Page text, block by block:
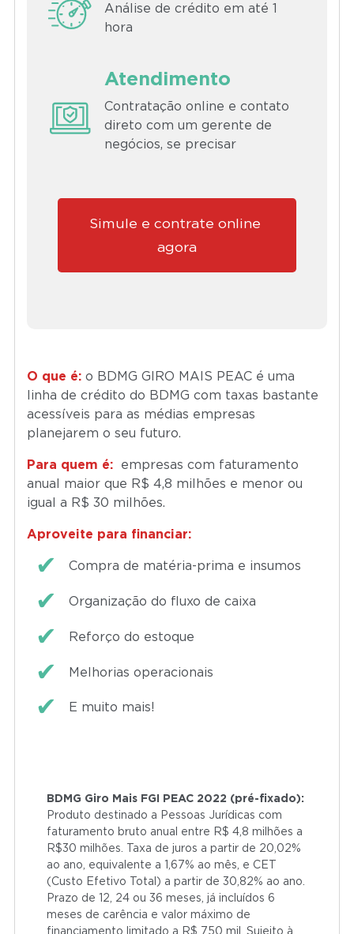
Análise de crédito em até 1
hora
Atendimento
Contratação online e contato
direto com um gerente de
negócios, se precisar
Simule e contrate online
agora
O que é:o BDMG GIRO MAIS PEAC é uma
linha de crédito do BDMG com taxas bastante
acessíveis para as médias empresas
planejarem o seu futuro.
Para quem é:empresas com faturamento
anual maior que R$ 4,8 milhões e menor ou
igual a R$ 30 milhões.
Aproveite para financiar:
Compra de matéria-prima e insumos
Organização do fluxo de caixa
Reforço do estoque
Melhorias operacionais
E muito mais!
BDMG Giro Mais FGI PEAC 2022 (pré-fixado):
Produto destinado a Pessoas Jurídicas com
faturamento bruto anual entre R$ 4,8 milhões a
R$30 milhões. Taxa de juros a partir de 20,02%
ao ano, equivalente a 1,67% ao mês, e CET
(Custo Efetivo Total) a partir de 30,82% ao ano.
Prazo de 12, 24 ou 36 meses, já incluídos 6
meses de carência e valor máximo de